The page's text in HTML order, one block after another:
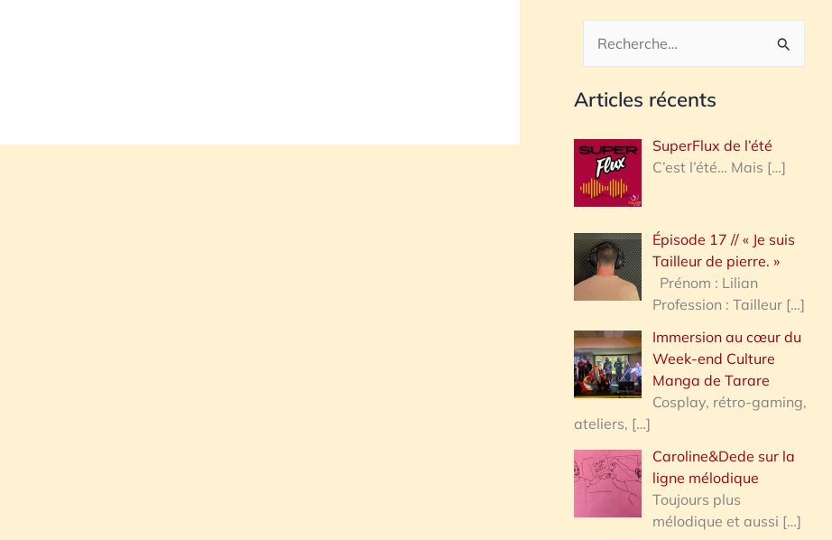
c
h
r
h
e
:
Articles récents
SuperFlux de l’été
C’est l’été… Mais […]
Épisode 17 // « Je suis
Tailleur de pierre. »
Prénom : Lilian
Profession : Tailleur […]
Immersion au cœur du
Week-end Culture
Manga de Tarare
Cosplay, rétro-gaming,
ateliers, […]
Caroline&Dede sur la
ligne mélodique
Toujours plus
mélodique et aussi […]